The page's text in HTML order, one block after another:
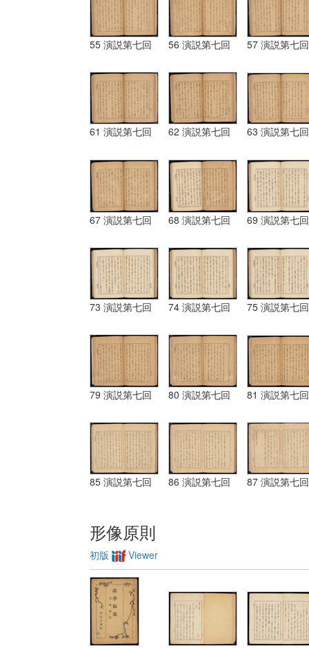
55 演説第七回 56 演説第七回 57 演説第七回
61 演説第七回 62 演説第七回 63 演説第七回
67 演説第七回 68 演説第七回 69 演説第七回
73 演説第七回 74 演説第七回 75 演説第七回
79 演説第七回 80 演説第七回 81 演説第七回
85 演説第七回 86 演説第七回 87 演説第七回
形像原則
初版 Viewer